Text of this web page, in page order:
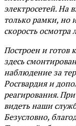
электросетей. На
только рамки, но
скорость
Построен и готов
здесь
наблюдение за
Росгвардия и
реагирования.
видеть наши
Безусловно,